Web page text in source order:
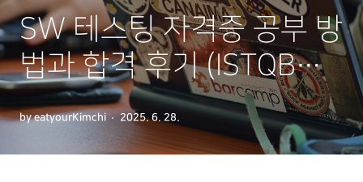
SW 테스팅 자격증 공부 방
법과 합격 후기 (ISTQB
CTFL)
by eatyourKimchi 2025. 6. 28.